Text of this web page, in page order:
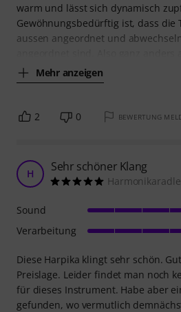
warm und lässt sich dynamisch
Gewöhnungsbedürftig ist, dass die
aussen angeordnet und
Mehr anzeigen
2 0 BEWERTUNG
H Sehr schöner Klang
Diese Harpika klingt sehr schön.
Preislage. Leider findet man noch
für dieses Instrument. Habe aber
gefunden, wo vermutlich
Sound
Verarbeitung